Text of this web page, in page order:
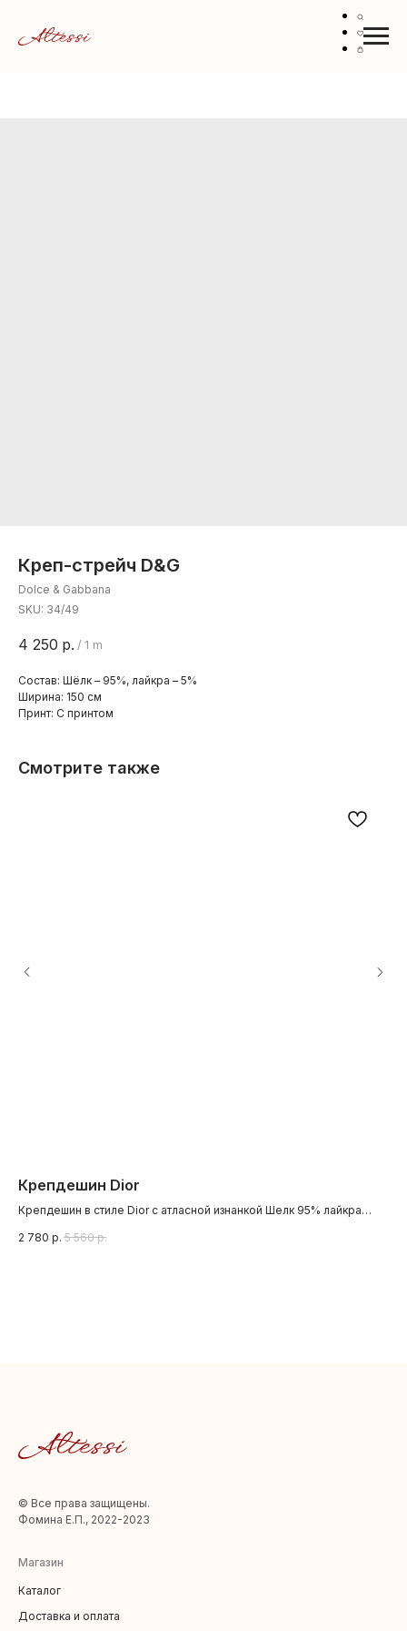
Креп-стрейч D&G
Dolce & Gabbana
SKU: 34/49
4 250 р. / 1 m
Состав: Шёлк – 95%, лайкра – 5%
Ширина: 150 см
Принт: С принтом
Смотрите также
Крепдешин Dior
Крепдешин в стиле Dior с атласной изнанкой Шелк 95% лайкра
Шир 135
2 780 р. 5 560 р.
© Все права защищены.
Фомина Е.П., 2022-2023
Магазин
Каталог
Доставка и оплата